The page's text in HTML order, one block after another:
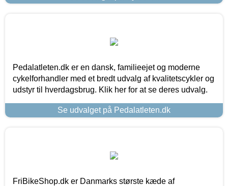
Pedalatleten.dk er en dansk, familieejet og moderne
cykelforhandler med et bredt udvalg af kvalitetscykler og
udstyr til hverdagsbrug. Klik her for at se deres udvalg.
Se udvalget på Pedalatleten.dk
FriBikeShop.dk er Danmarks største kæde af